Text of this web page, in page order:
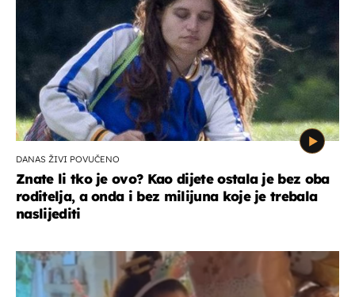
DANAS ŽIVI POVUČENO
Znate li tko je ovo? Kao dijete ostala je bez oba
roditelja, a onda i bez milijuna koje je trebala
naslijediti